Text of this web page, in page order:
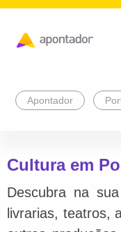
Apontador
Cultura em
Descubra na
livrarias, teatros,